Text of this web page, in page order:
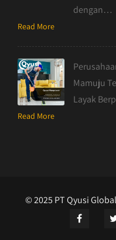
dengan…
Read More
Mamuju
Layak
Read More
© 2025 PT Qyusi